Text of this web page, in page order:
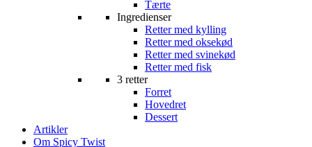
Tærte
Ingredienser
Retter med kylling
Retter med oksekød
Retter med svinekød
Retter med fisk
3 retter
Forret
Hovedret
Dessert
Artikler
Om Spicy Twist